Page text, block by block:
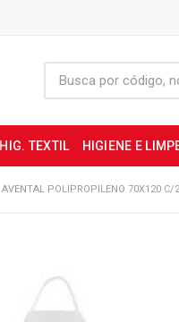
HIG. TEXTIL HIGIENE E
AVENTAL POLIPROPILENO 70X120 C/